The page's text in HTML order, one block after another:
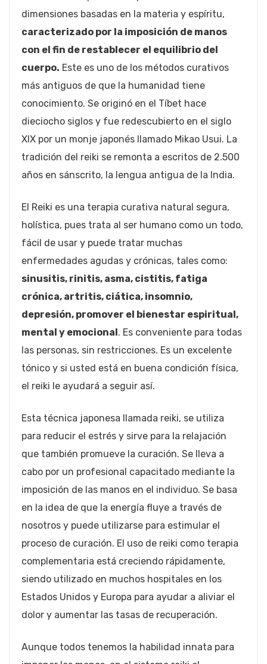
dimensiones basadas en la materia y espíritu,
caracterizado por la imposición de manos
con el fin de restablecer el equilibrio del
cuerpo. Este es uno de los métodos curativos
más antiguos de que la humanidad tiene
conocimiento. Se originó en el Tíbet hace
dieciocho siglos y fue redescubierto en el siglo
XIX por un monje japonés llamado Mikao Usui. La
tradición del reiki se remonta a escritos de 2.500
años en sánscrito, la lengua antigua de la India.
El Reiki es una terapia curativa natural segura,
holística, pues trata al ser humano como un todo,
fácil de usar y puede tratar muchas
enfermedades agudas y crónicas, tales como:
sinusitis, rinitis, asma, cistitis, fatiga
crónica, artritis, ciática, insomnio,
depresión, promover el bienestar espiritual,
mental y emocional. Es conveniente para todas
las personas, sin restricciones. Es un excelente
tónico y si usted está en buena condición física,
el reiki le ayudará a seguir así.
Esta técnica japonesa llamada reiki, se utiliza
para reducir el estrés y sirve para la relajación
que también promueve la curación. Se lleva a
cabo por un profesional capacitado mediante la
imposición de las manos en el individuo. Se basa
en la idea de que la energía fluye a través de
nosotros y puede utilizarse para estimular el
proceso de curación. El uso de reiki como terapia
complementaria está creciendo rápidamente,
siendo utilizado en muchos hospitales en los
Estados Unidos y Europa para ayudar a aliviar el
dolor y aumentar las tasas de recuperación.
Aunque todos tenemos la habilidad innata para